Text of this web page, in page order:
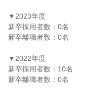
▼2023年度
新卒採用者数：0名
新卒離職者数：0名
▼2022年度
新卒採用者数：10名
新卒離職者数：0名